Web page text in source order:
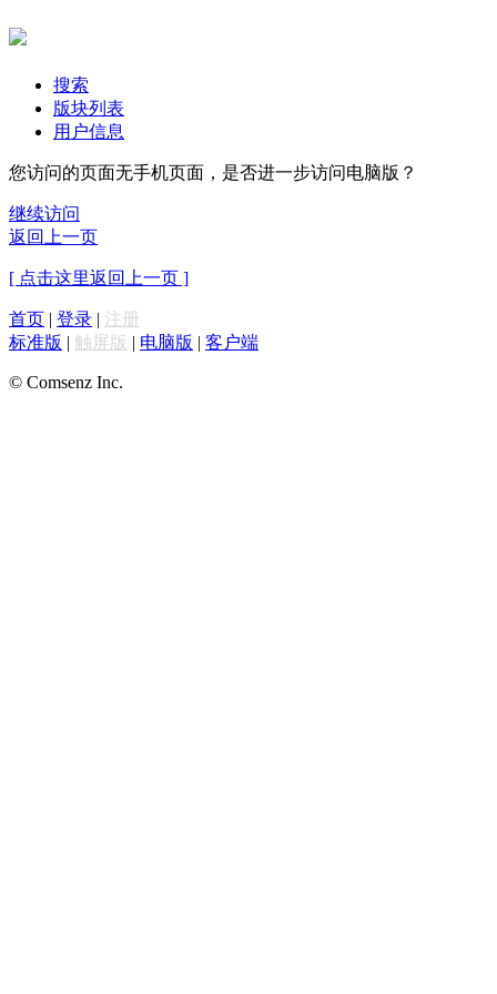
搜索
版块列表
用户信息
您访问的页面无手机页面，是否进一步访问电脑版？
继续访问
返回上一页
[ 点击这里返回上一页 ]
首页 | 登录 | 注册
标准版 | 触屏版 | 电脑版 | 客户端
© Comsenz Inc.